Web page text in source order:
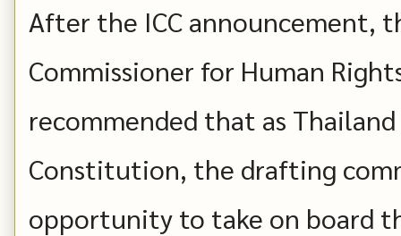
After the ICC announcement,
Commissioner for Human
recommended that as
Constitution, the drafting
opportunity to take on board